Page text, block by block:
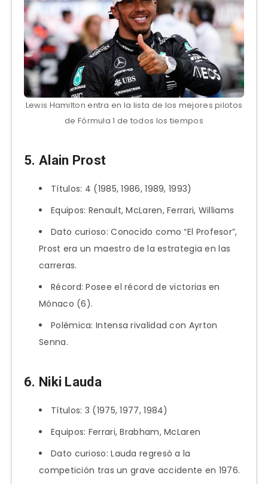
Lewis Hamilton entra en la lista de los mejores pilotos
de Fórmula 1 de todos los tiempos
5. Alain Prost
Títulos: 4 (1985, 1986, 1989, 1993)
Equipos: Renault, McLaren, Ferrari, Williams
Dato curioso: Conocido como “El Profesor”,
Prost era un maestro de la estrategia en las
carreras.
Récord: Posee el récord de victorias en
Mónaco (6).
Polémica: Intensa rivalidad con Ayrton
Senna.
6. Niki Lauda
Títulos: 3 (1975, 1977, 1984)
Equipos: Ferrari, Brabham, McLaren
Dato curioso: Lauda regresó a la
competición tras un grave accidente en 1976.